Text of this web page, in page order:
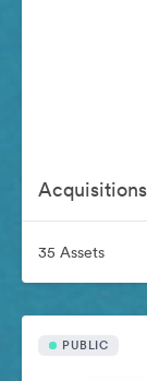
Acquisitions
35 Assets
PUBLIC